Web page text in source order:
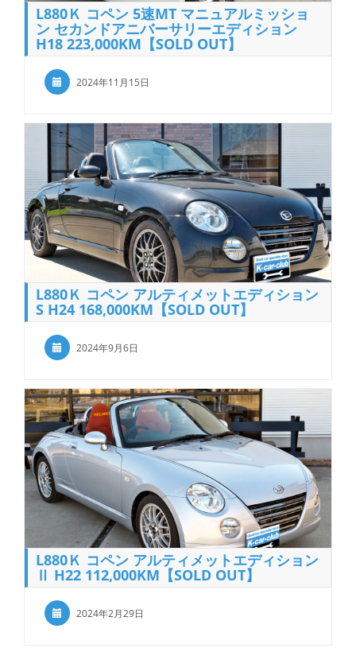
L880Ｋ コペン 5速MT マニュアルミッショ
ン セカンドアニバーサリーエディション
H18 223,000KM【SOLD OUT】
2024年11月15日
L880Ｋ コペン アルティメットエディション
S H24 168,000KM【SOLD OUT】
2024年9月6日
L880Ｋ コペン アルティメットエディション
Ⅱ H22 112,000KM【SOLD OUT】
2024年2月29日